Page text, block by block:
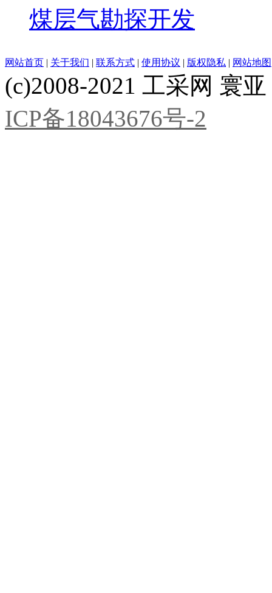
煤层气勘探开发
网站首页 | 关于我们 | 联系方式 | 使用协议 | 版权隐私 | 网站地图
(c)2008-2021 工采网 寰
ICP备18043676号-2